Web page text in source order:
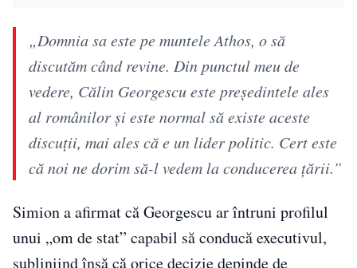
„Domnia sa este pe muntele Athos, o să
discutăm când revine. Din punctul meu de
vedere, Călin Georgescu este președintele ales
al românilor și este normal să existe aceste
discuții, mai ales că e un lider politic. Cert este
că noi ne dorim să-l vedem la conducerea țării.”
Simion a afirmat că Georgescu ar întruni profilul
unui „om de stat” capabil să conducă executivul,
subliniind însă că orice decizie depinde de